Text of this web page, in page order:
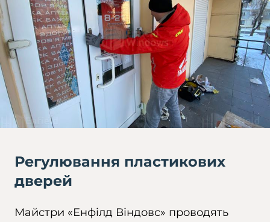
Регулювання пластикових
дверей
Майстри «Енфілд Віндовс» проводять